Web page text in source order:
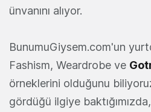
ünvanını alıyor.
BunumuGiysem.com'un
Fashism, Weardrobe ve
örneklerini olduğunu
gördüğü ilgiye baktığımızda,